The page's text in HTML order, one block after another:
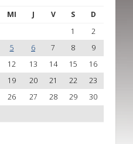
MI J V S D
1
2
5 6 7 8
9
12 13 14 15
16
19 20 21 22
23
26 27 28 29
30